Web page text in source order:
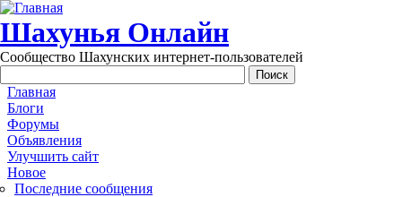
Перейти к основному содержанию
Шахунья Онлайн
Сообщество Шахунских интернет-пользователей
Main menu
Главная
Блоги
Форумы
Объявления
Улучшить сайт
Новое
Последние сообщения